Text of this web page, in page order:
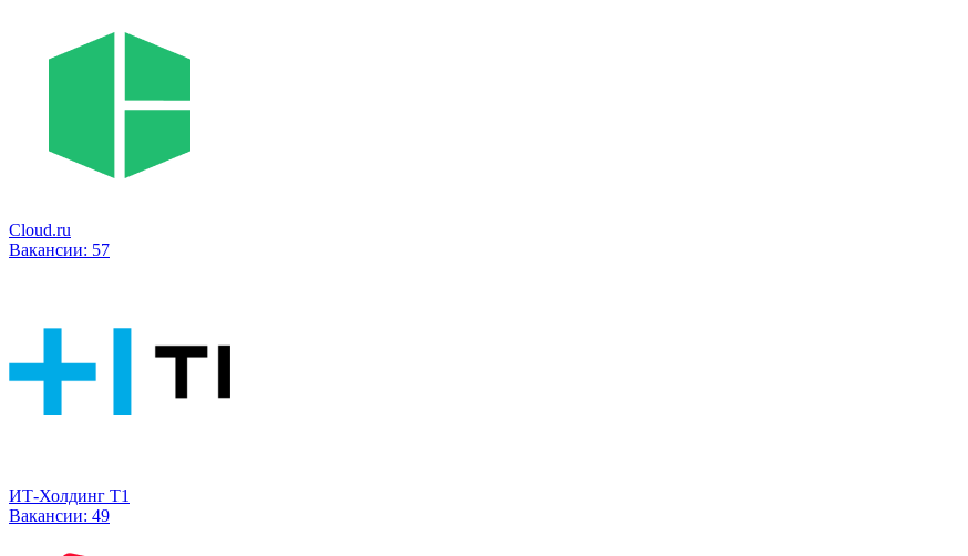
Cloud.ru
Вакансии: 57
ИТ-Холдинг Т1
Вакансии: 49